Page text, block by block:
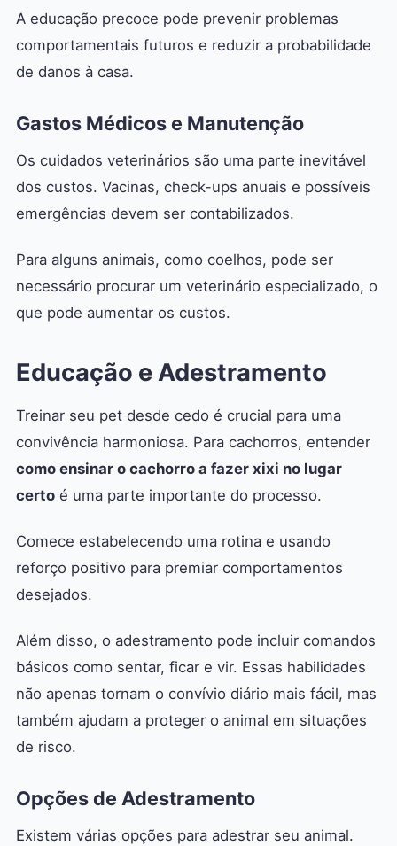
A educação precoce pode prevenir problemas
comportamentais futuros e reduzir a probabilidade
de danos à casa.
Gastos Médicos e Manutenção
Os cuidados veterinários são uma parte inevitável
dos custos. Vacinas, check-ups anuais e possíveis
emergências devem ser contabilizados.
Para alguns animais, como coelhos, pode ser
necessário procurar um veterinário especializado, o
que pode aumentar os custos.
Educação e Adestramento
Treinar seu pet desde cedo é crucial para uma
convivência harmoniosa. Para cachorros, entender
como ensinar o cachorro a fazer xixi no lugar
certo é uma parte importante do processo.
Comece estabelecendo uma rotina e usando
reforço positivo para premiar comportamentos
desejados.
Além disso, o adestramento pode incluir comandos
básicos como sentar, ficar e vir. Essas habilidades
não apenas tornam o convívio diário mais fácil, mas
também ajudam a proteger o animal em situações
de risco.
Opções de Adestramento
Existem várias opções para adestrar seu animal.